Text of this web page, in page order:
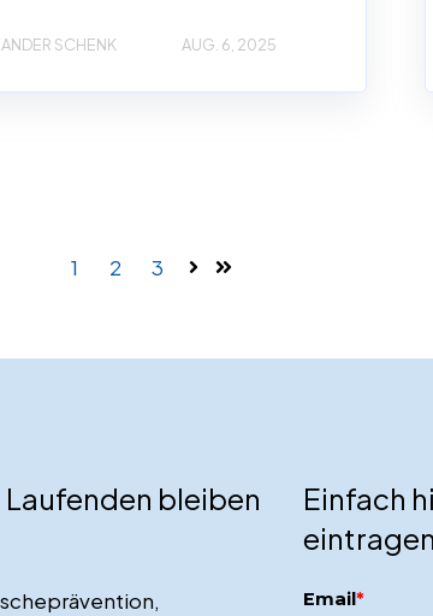
SCHENK AUG. 6, 2025
1 2 3
bleiben
Einfach
Email*